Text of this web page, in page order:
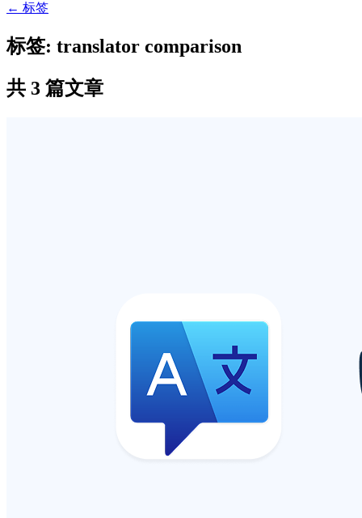
← 标签
标签: translator comparison
共 3 篇文章